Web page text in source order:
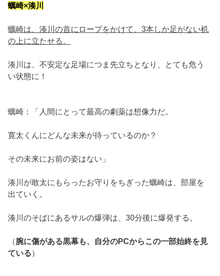
蠣崎×湊川
蠣崎は、湊川の首にロープをかけて、3本しか足がない机
の上に立たせる。
湊川は、不安定な足場につま先立ちとなり、とても危う
い状態に！
蠣崎：「人間にとって最高の劇薬は想像力だ。
寛太くんにどんな未来が待っているのか？
その未来にお前の姿はない」
湊川が敢太にもらったお守りをちぎった蠣崎は、部屋を
出ていく。
湊川のそばにあるサルの爆弾は、30分後に爆発する。
（腕に傷がある黒幕も、自分のPCからこの一部始終を見
ている）